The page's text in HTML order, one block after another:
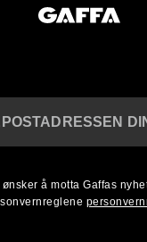
å motta Gaffas